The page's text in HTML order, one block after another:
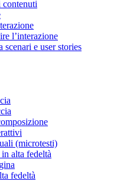
contenuti
l’interazione
e user stories
(microtesti)
alta fedeltà
fedeltà